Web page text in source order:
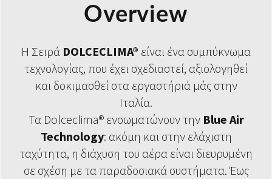
Overview
Η Σειρά DOLCECLIMA® είναι ένα συμπύκνωμα
τεχνολογίας, που έχει σχεδιαστεί, αξιολογηθεί
και δοκιμασθεί στα εργαστήριά μάς στην
Ιταλία.
Τα Dolceclima® ενσωματώνουν την Blue Air
Technology: ακόμη και στην ελάχιστη
ταχύτητα, η διάχυση του αέρα είναι διευρυμένη
σε σχέση με τα παραδοσιακά συστήματα. Έως